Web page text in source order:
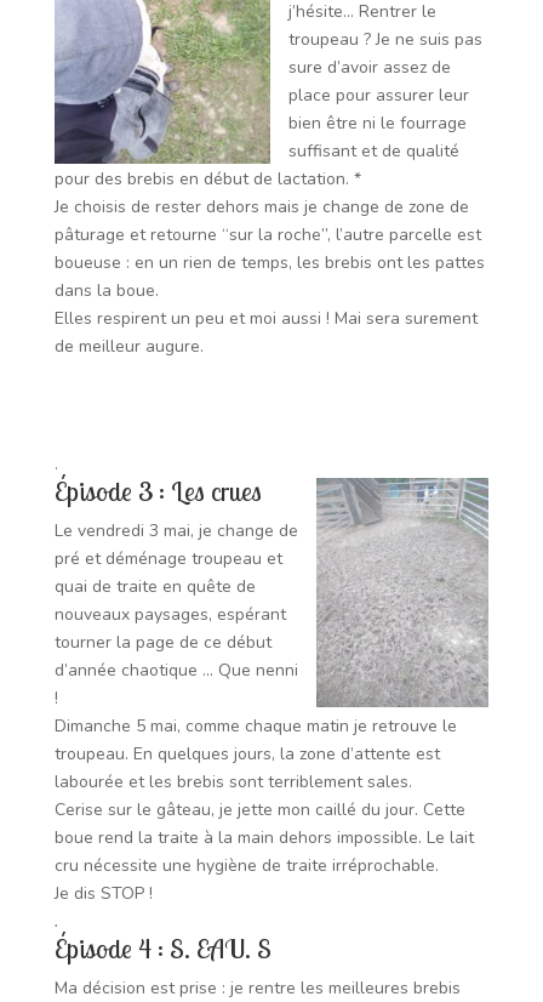
j’hésite… Rentrer le
troupeau ? Je ne suis pas
sure d’avoir assez de
place pour assurer leur
bien être ni le fourrage
suffisant et de qualité
pour des brebis en début de lactation. *
Je choisis de rester dehors mais je change de zone de
pâturage et retourne “sur la roche”, l’autre parcelle est
boueuse : en un rien de temps, les brebis ont les pattes
dans la boue.
Elles respirent un peu et moi aussi ! Mai sera surement
de meilleur augure.
.
Épisode 3 : Les crues
Le vendredi 3 mai, je change de
pré et déménage troupeau et
quai de traite en quête de
nouveaux paysages, espérant
tourner la page de ce début
d’année chaotique … Que nenni
!
Dimanche 5 mai, comme chaque matin je retrouve le
troupeau. En quelques jours, la zone d’attente est
labourée et les brebis sont terriblement sales.
Cerise sur le gâteau, je jette mon caillé du jour. Cette
boue rend la traite à la main dehors impossible. Le lait
cru nécessite une hygiène de traite irréprochable.
Je dis STOP !
.
Épisode 4 : S. EAU. S
Ma décision est prise : je rentre les meilleures brebis